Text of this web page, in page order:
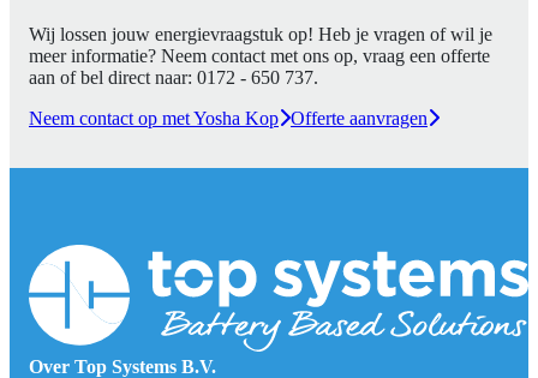
Wij lossen jouw energievraagstuk op! Heb je vragen of wil je
meer informatie? Neem contact met ons op, vraag een offerte
aan of bel direct naar: 0172 - 650 737.
Neem contact op met Yosha Kop Offerte aanvragen
Over Top Systems B.V.